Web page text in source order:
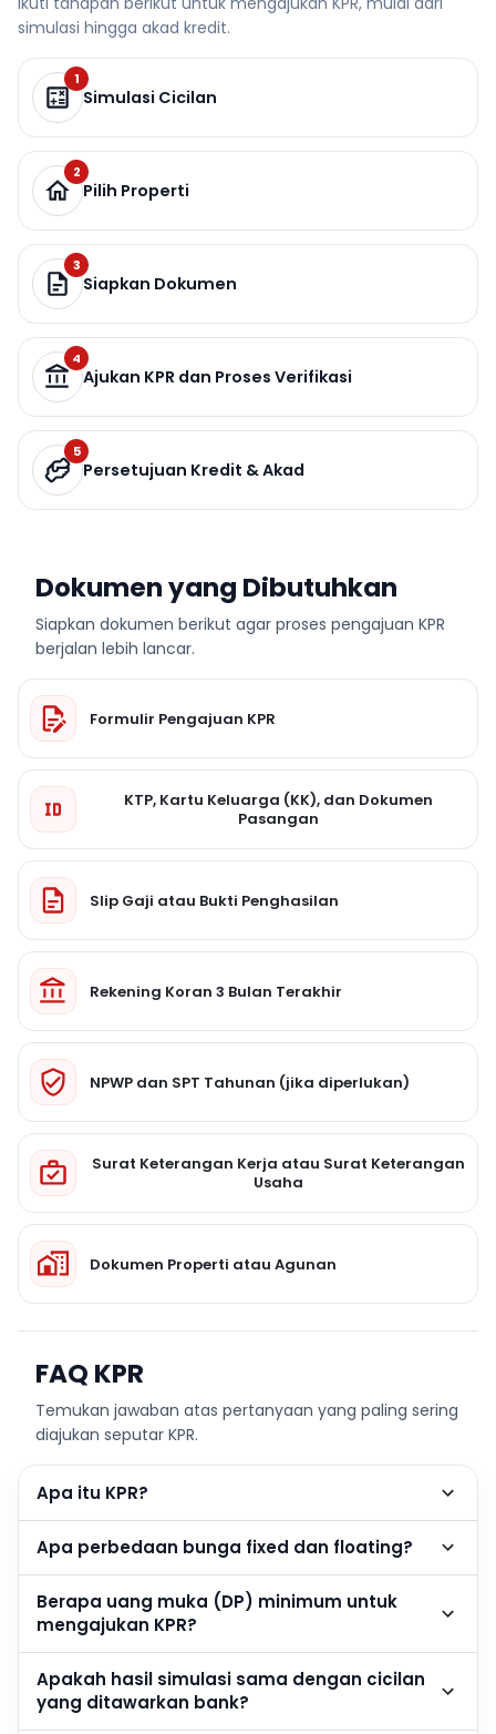
simulasi hingga akad kredit.
1
Simulasi Cicilan
2
Pilih Properti
3
Siapkan Dokumen
4
Ajukan KPR dan Proses Verifikasi
5
Persetujuan Kredit & Akad
Dokumen yang Dibutuhkan
Siapkan dokumen berikut agar proses pengajuan KPR
berjalan lebih lancar.
Formulir Pengajuan KPR
KTP, Kartu Keluarga (KK), dan Dokumen
Pasangan
Slip Gaji atau Bukti Penghasilan
Rekening Koran 3 Bulan Terakhir
NPWP dan SPT Tahunan (jika diperlukan)
Surat Keterangan Kerja atau Surat Keterangan
Usaha
Dokumen Properti atau Agunan
FAQ KPR
Temukan jawaban atas pertanyaan yang paling sering
diajukan seputar KPR.
Apa itu KPR?
Apa perbedaan bunga fixed dan floating?
Berapa uang muka (DP) minimum untuk
mengajukan KPR?
Apakah hasil simulasi sama dengan cicilan
yang ditawarkan bank?